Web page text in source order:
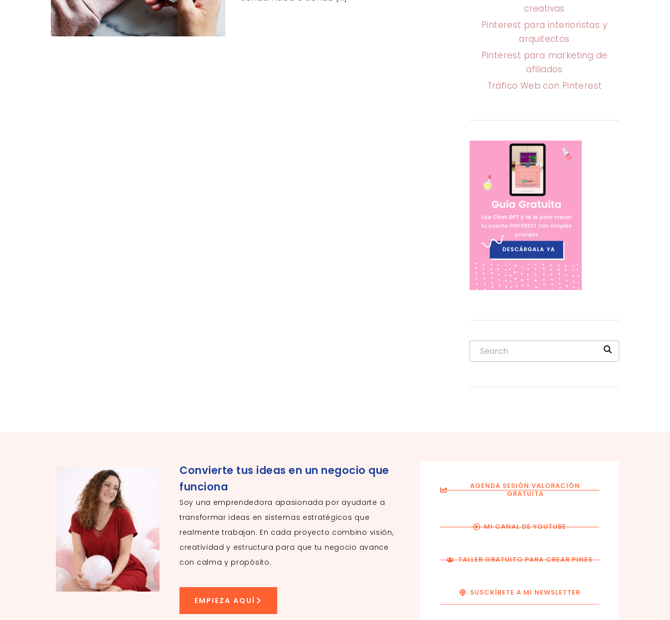
creativas
Pinterest para interioristas y
arquitectos
Pinterest para marketing de
afiliados
Tráfico Web con Pinterest
Convierte tus ideas en un negocio que
funciona
Soy una emprendedora apasionada por ayudarte a
transformar ideas en sistemas estratégicos que
realmente trabajan. En cada proyecto combino visión,
creatividad y estructura para que tu negocio avance
con calma y propósito.
EMPIEZA AQUÍ
AGENDA SESIÓN VALORACIÓN
GRATUITA
MI CANAL DE YOUTUBE
TALLER GRATUITO PARA CREAR PINES
SUSCRÍBETE A MI NEWSLETTER